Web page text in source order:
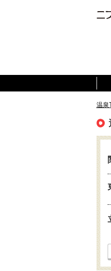
温泉